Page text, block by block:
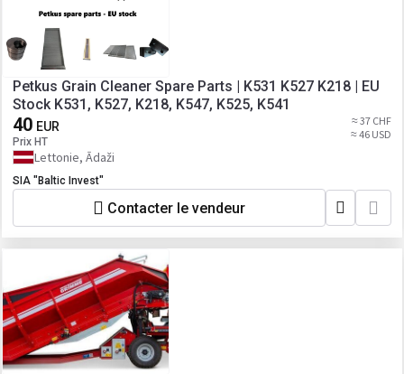
Petkus Grain Cleaner Spare Parts | K531 K527 K218 | EU
Stock K531, K527, K218, K547, K525, K541
40 EUR
Prix HT
≈ 37 CHF
≈ 46 USD
Lettonie, Ādaži
SIA "Baltic Invest"
Contacter le vendeur